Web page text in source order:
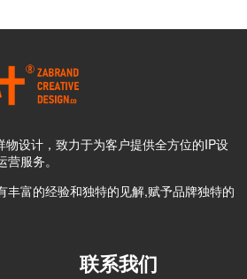
设计，致力于为客户提供全方位的IP设
服务。
丰富的经验和独特的见解,赋予品牌独特的
联系我们